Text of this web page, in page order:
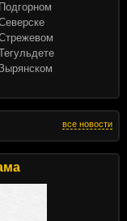
все новости